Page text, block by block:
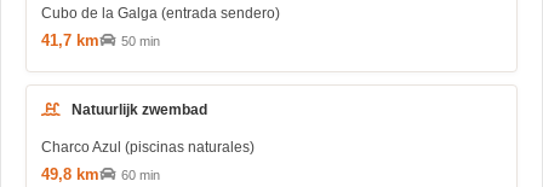
Cubo de la Galga (entrada sendero)
41,7 km 50 min
Natuurlijk zwembad
Charco Azul (piscinas naturales)
49,8 km 60 min